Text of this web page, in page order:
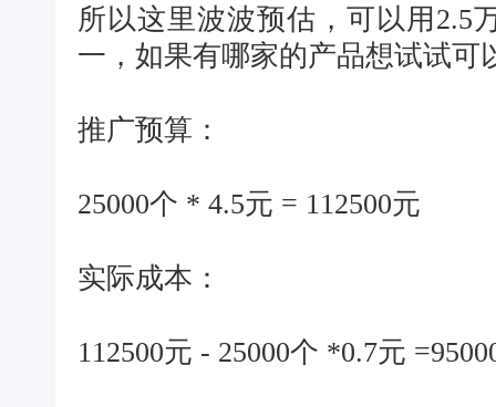
所以这里波波预估，可以用2.5
一，如果有哪家的产品想试试可
推广预算：
25000个 * 4.5元 = 112500元
实际成本：
112500元 - 25000个 *0.7元